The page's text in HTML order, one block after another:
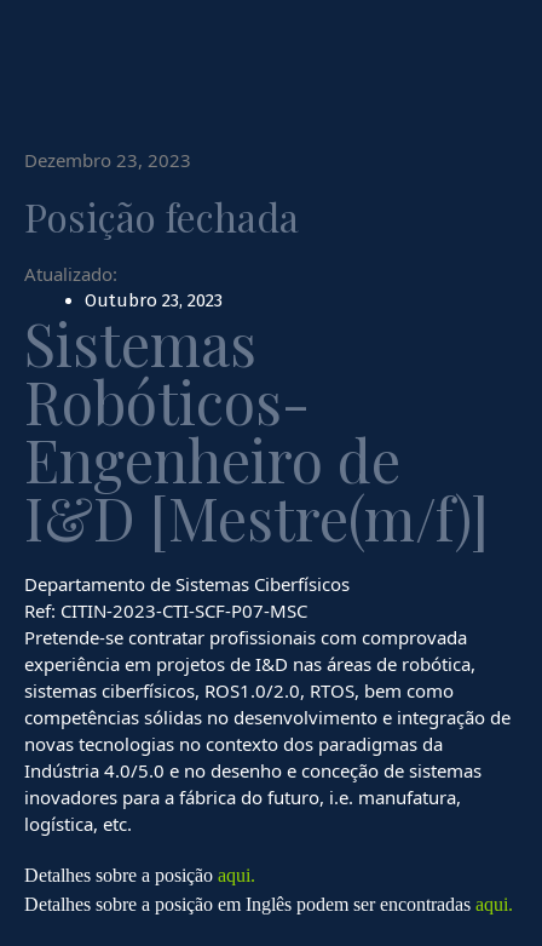
Dezembro 23, 2023
Posição fechada
Atualizado:
Outubro 23, 2023
Sistemas
Robóticos-
Engenheiro de
I&D [Mestre(m/f)]
Departamento de Sistemas Ciberfísicos
Ref: CITIN-2023-CTI-SCF-P07-MSC
Pretende-se contratar profissionais com comprovada
experiência em projetos de I&D nas áreas de robótica,
sistemas ciberfísicos, ROS1.0/2.0, RTOS, bem como
competências sólidas no desenvolvimento e integração de
novas tecnologias no contexto dos paradigmas da
Indústria 4.0/5.0 e no desenho e conceção de sistemas
inovadores para a fábrica do futuro, i.e. manufatura,
logística, etc.
Detalhes sobre a posição aqui.
Detalhes sobre a posição em Inglês podem ser encontradas aqui.